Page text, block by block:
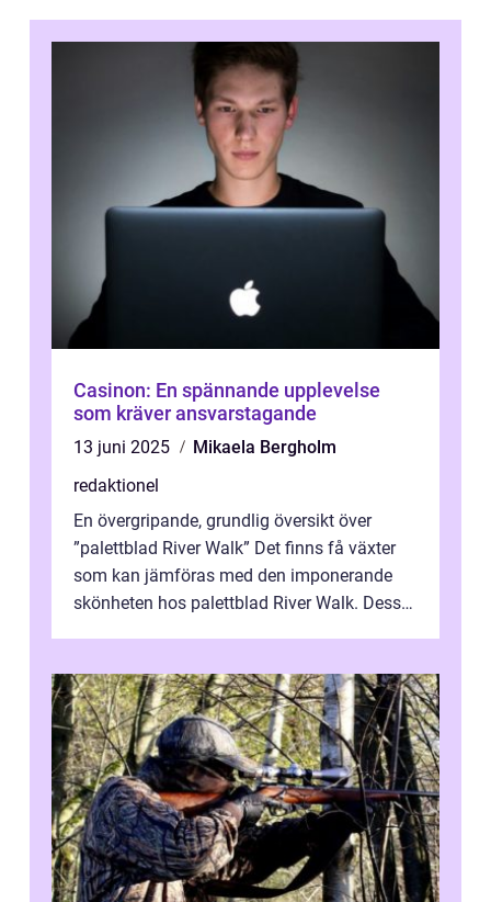
Casinon: En spännande upplevelse
som kräver ansvarstagande
13 juni 2025
Mikaela Bergholm
redaktionel
En övergripande, grundlig översikt över
”palettblad River Walk” Det finns få växter
som kan jämföras med den imponerande
skönheten hos palettblad River Walk. Dess